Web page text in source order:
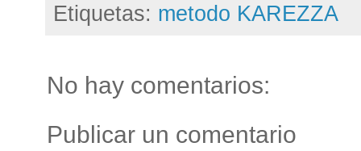
Etiquetas: metodo KAREZZA
No hay comentarios:
Publicar un comentario